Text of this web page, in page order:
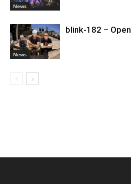
News
News
blink-182 –